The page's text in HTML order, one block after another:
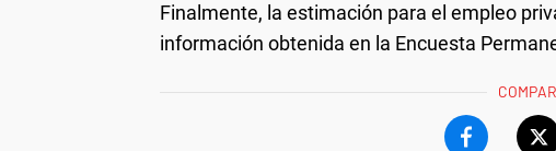
Finalmente, la estimación para el empleo
información obtenida en la Encuesta